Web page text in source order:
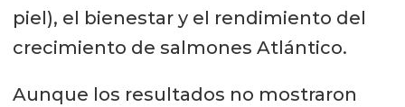
piel), el bienestar y el rendimiento del
crecimiento de salmones Atlántico.
Aunque los resultados no mostraron